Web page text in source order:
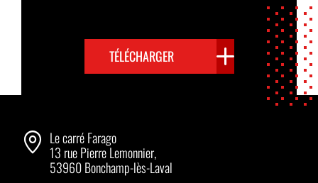
TÉLÉCHARGER
Le carré Farago
13 rue Pierre Lemonnier,
53960 Bonchamp-lès-Laval